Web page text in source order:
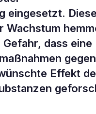
gegen
eingesetzt. Diese
Wachstum
dass eine
gegen
Effekt